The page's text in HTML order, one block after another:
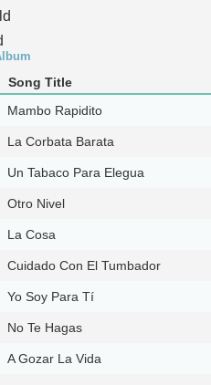
Song Title
Mambo Rapidito
La Corbata Barata
Un Tabaco Para Elegua
Otro Nivel
La Cosa
Cuidado Con El Tumbador
Yo Soy Para Tí
No Te Hagas
A Gozar La Vida